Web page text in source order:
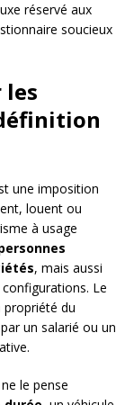
réservé aux
soucieux
les
une imposition
louent ou
à usage
, mais aussi
Le
propriété du
un salarié ou un
le pense